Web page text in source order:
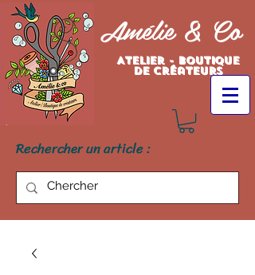
Amélie & Co
Atelier - Boutique
de créateurs
Rechercher un article :